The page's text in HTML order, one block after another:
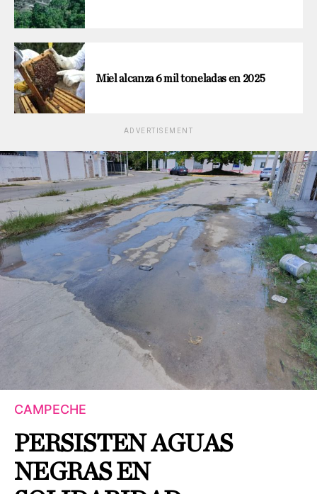
Miel alcanza 6 mil toneladas en 2025
ADVERTISEMENT
CAMPECHE
PERSISTEN AGUAS
NEGRAS EN